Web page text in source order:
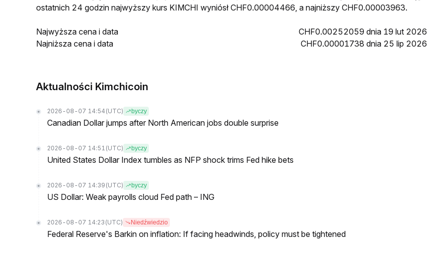
ostatnich 24 godzin najwyższy kurs KIMCHI wyniósł CHF0.00004466, a najniższy CHF0.00003963.
Najwyższa cena i data
CHF0.00252059 dnia 19 lut 2026
Najniższa cena i data
CHF0.00001738 dnia 25 lip 2026
Aktualności Kimchicoin
2026-08-07 14:54 (UTC) byczy
Canadian Dollar jumps after North American jobs double surprise
2026-08-07 14:51 (UTC) byczy
United States Dollar Index tumbles as NFP shock trims Fed hike bets
2026-08-07 14:39 (UTC) byczy
US Dollar: Weak payrolls cloud Fed path – ING
2026-08-07 14:23 (UTC) Niedźwiedzio
Federal Reserve's Barkin on inflation: If facing headwinds, policy must be tightened